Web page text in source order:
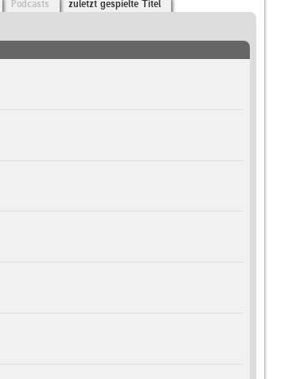
Podcasts zuletzt gespielte Titel